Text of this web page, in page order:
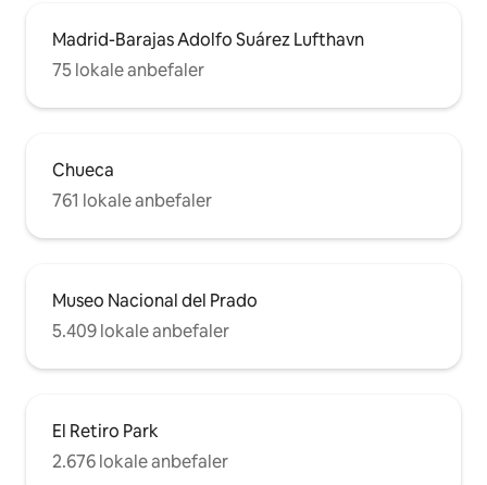
Madrid-Barajas Adolfo Suárez Lufthavn
75 lokale anbefaler
Chueca
761 lokale anbefaler
Museo Nacional del Prado
5.409 lokale anbefaler
El Retiro Park
2.676 lokale anbefaler